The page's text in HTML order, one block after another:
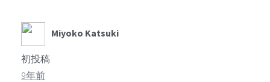
Miyoko Katsuki
初投稿
9年前